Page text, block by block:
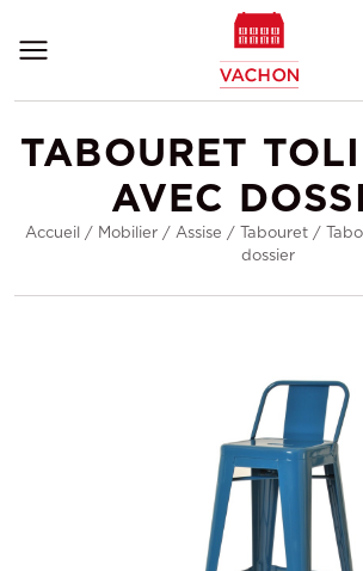
TABOURET
AVEC
Accueil / Mobilier/ Assise / Tabouret/
dossier